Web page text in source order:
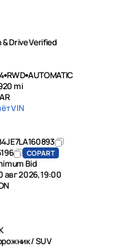
& Drive Verified
4 RWD AUTOMATIC
mi
VIN
COPART
Bid
авг 2026, 19:00
/ SUV